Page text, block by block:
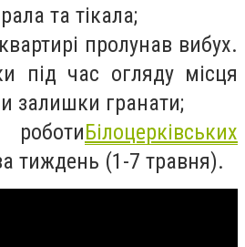
та тікала;
пролунав вибух.
під час огляду місця
залишки гранати;
роботиБілоцерківських
тиждень (1-7 травня).